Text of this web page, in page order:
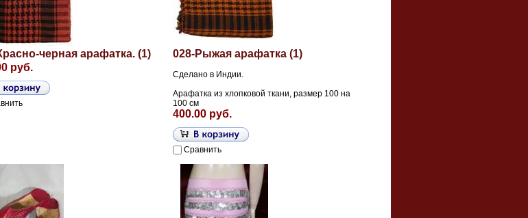
черная арафатка. (1)
руб.
028-Рыжая арафатка (1)
Сделано в Индии.
Арафатка из хлопковой ткани, размер 100 на
100 см
400.00 руб.
Сравнить